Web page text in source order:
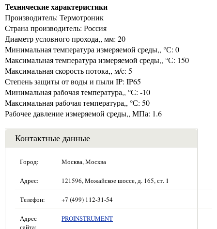
Технические характеристики
Производитель: Термотроник
Страна производитель: Россия
Диаметр условного прохода,, мм: 20
Минимальная температура измеряемой среды,, °С: 0
Максимальная температура измеряемой среды,, °С: 150
Максимальная скорость потока,, м/c: 5
Степень защиты от воды и пыли IP: IP65
Минимальная рабочая температура,, °С: -10
Максимальная рабочая температура,, °С: 50
Рабочее давление измеряемой среды,, МПа: 1.6
Контактные данные
Город: Москва, Москва
Адрес: 121596, Можайское шоссе, д. 165, ст. 1
Телефон: +7 (499) 112-31-54
Адрес
сайта:
PROINSTRUMENT